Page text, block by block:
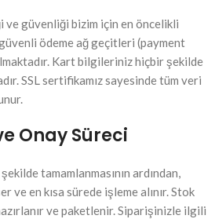
güvenliği bizim için en öncelikli
ödeme ağ geçitleri (payment
Kart bilgileriniz hiçbir şekilde
SSL sertifikamız sayesinde tüm veri
Onay Süreci
tamamlanmasının ardından,
ve en kısa sürede işleme alınır. Stok
ve paketlenir. Siparişinizle ilgili